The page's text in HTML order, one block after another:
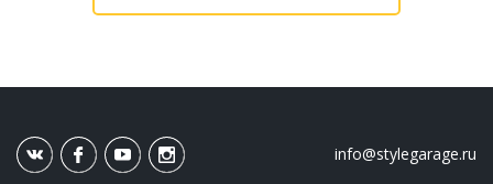
info@stylegarage.ru